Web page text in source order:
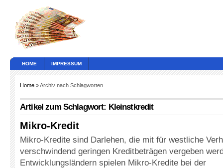
HOME IMPRESSUM
Home » Archiv nach Schlagworten
Artikel zum Schlagwort: Kleinstkredit
Mikro-Kredit
Mikro-Kredite sind Darlehen, die mit für westliche
verschwindend geringen Kreditbeträgen vergeben
Entwicklungsländern spielen Mikro-Kredite bei der